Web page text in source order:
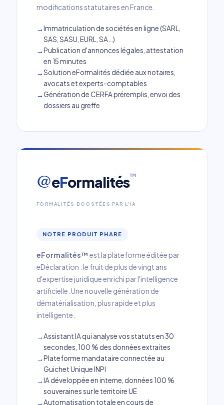
modifications statutaires en France.
Immatriculation de sociétés en ligne (SARL,
SAS, SASU, EURL, SA…)
Publication d'annonces légales, attestation
en 15 minutes
Solution eFormalités dédiée aux notaires,
avocats et experts-comptables
Génération de CERFA préremplis, envoi des
dossiers au greffe
@eFormalités™
FORMALITÉS BOOSTÉES PAR L'IA
NOTRE PRODUIT PHARE
eFormalités™ est la plateforme éditée par
eDéclaration : le fruit de plus de vingt ans
d'expertise juridique enrichi par l'intelligence
artificielle. Une nouvelle génération de
dématérialisation, plus rapide et plus
intelligente.
Assistant IA qui analyse vos statuts en 30
secondes, 100 % des données extraites
Plateforme mandataire connectée au
Guichet Unique INPI
IA développée en interne, données 100 %
souveraines sur le territoire UE
Automatisation totale en cours de